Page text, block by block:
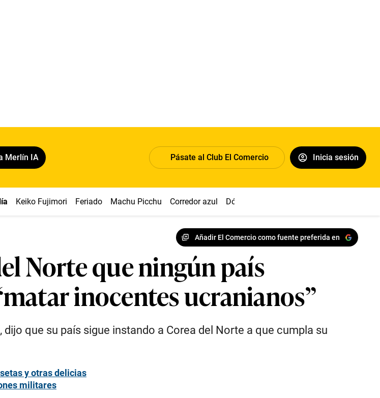
Merlín IA Pásate al Club El Comercio Inicia sesión
Keiko Fujimori Feriado Machu Picchu Corredor azul Dólar
Añadir El Comercio como fuente preferida en
Norte que ningún país
inocentes ucranianos”
que su país sigue instando a Corea del Norte a que cumpla su
y otras delicias
militares